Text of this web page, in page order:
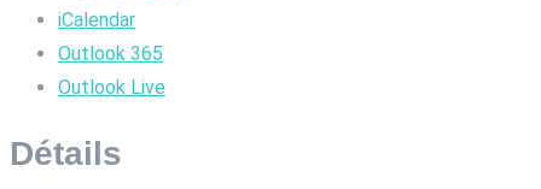
iCalendar
Outlook 365
Outlook Live
Détails